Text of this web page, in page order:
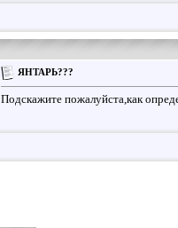
ЯНТАРЬ???
Подскажите пожалуйста,как